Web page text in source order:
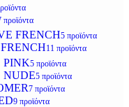
προϊόντα
FRENCH5 προϊόντα
11 προϊόντα
PINK5 προϊόντα
NUDE5 προϊόντα
7 προϊόντα
9 προϊόντα